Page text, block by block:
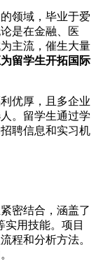
领域，毕业于爱
是在金融、医
主流，催生大量
留学生开拓国际
优厚，且多企业
。留学生通过学
聘信息和实习机
密结合，涵盖了
实用技能。项目
程和分析方法。